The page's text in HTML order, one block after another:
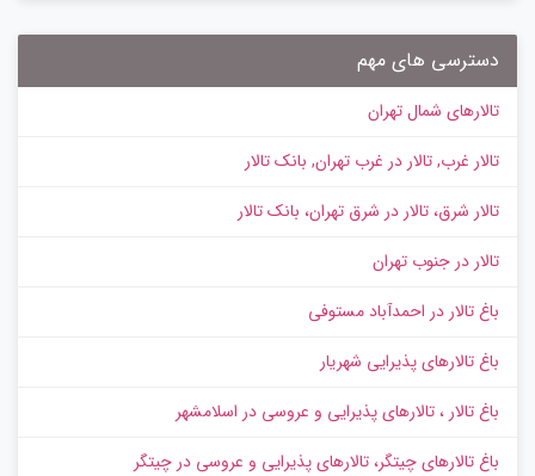
دسترسی های مهم
تالارهای شمال تهران
تالار غرب, تالار در غرب تهران, بانک تالار
تالار شرق، تالار در شرق تهران، بانک تالار
تالار در جنوب تهران
باغ تالار در احمدآباد مستوفی
باغ تالارهای پذیرایی شهریار
باغ تالار ، تالارهای پذیرایی و عروسی در اسلامشهر
باغ تالارهای چیتگر، تالارهای پذیرایی و عروسی در چیتگر